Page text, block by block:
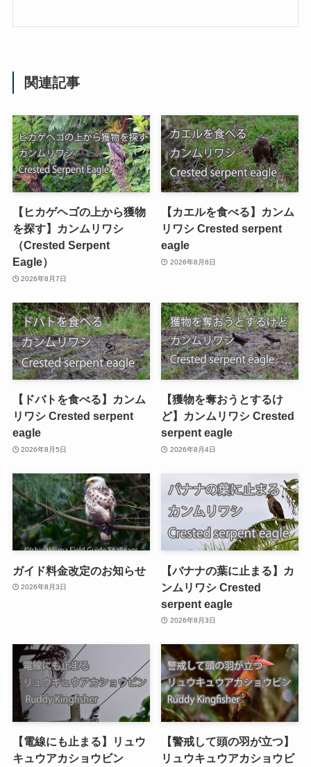
関連記事
【ヒカゲヘゴの上から獲物
を探す】カンムリワシ
（Crested Serpent
Eagle）
2026年8月7日
【カエルを食べる】カンム
リワシ Crested serpent
eagle
2026年8月6日
【ドバトを食べる】カンム
リワシ Crested serpent
eagle
2026年8月5日
【獲物を奪おうとするけ
ど】カンムリワシ Crested
serpent eagle
2026年8月4日
ガイド料金改定のお知らせ
2026年8月3日
【バナナの葉に止まる】カ
ンムリワシ Crested
serpent eagle
2026年8月3日
【電線にも止まる】リュウ
キュウアカショウビン
【警戒して頭の羽が立つ】
リュウキュウアカショウビ